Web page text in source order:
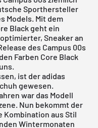
Sporthersteller
Models. Mit dem
Black geht ein
Sneaker an
des Campus 00s
Farben Core Black
ist deradidas
gewesen.
war das Modell
Nun bekommt der
Kombination aus Stil
Wintermonaten